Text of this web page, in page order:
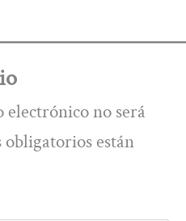
no será
obligatorios están